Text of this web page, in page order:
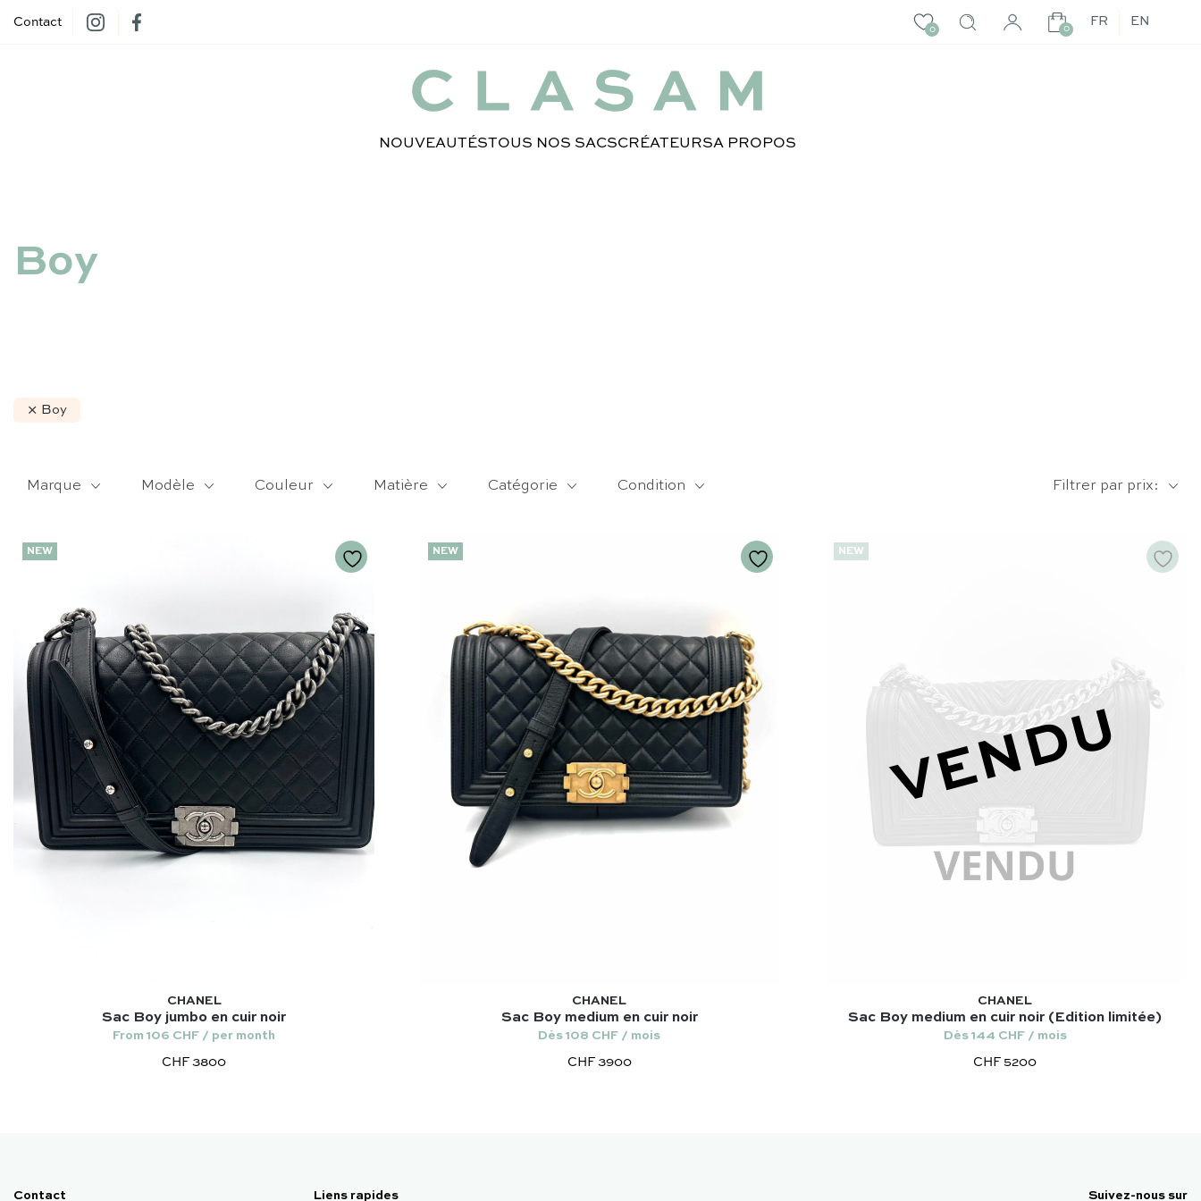
Contact
0 0
FR EN
NOUVEAUTÉSTOUS NOS SACSCRÉATEURSA PROPOS
Boy
Boy
Marque Modèle Couleur Matière Catégorie Condition Filtrer par prix:
NEW
CHANEL
Sac Boy jumbo en cuir noir
From 106 CHF / per month
CHF 3800
NEW
CHANEL
Sac Boy medium en cuir noir
Dès 108 CHF / mois
CHF 3900
NEW
VENDU
CHANEL
Sac Boy medium en cuir noir (Edition limitée)
Dès 144 CHF / mois
CHF 5200
Contact Liens rapides Suivez-nous sur